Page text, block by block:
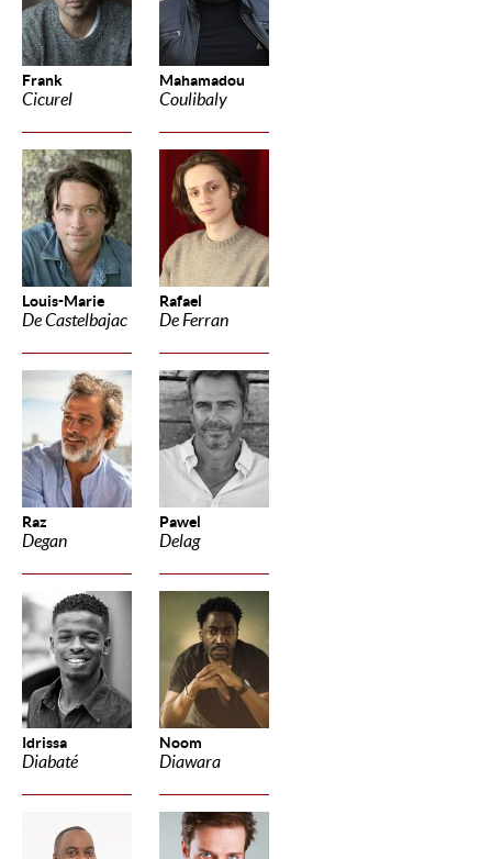
Frank
Cicurel
Mahamadou
Coulibaly
Louis-Marie
De Castelbajac
Rafael
De Ferran
Raz
Degan
Pawel
Delag
Idrissa
Diabaté
Noom
Diawara